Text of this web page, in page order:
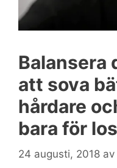
Balansera
att sova
hårdare
bara för
24 augusti, 2018 av